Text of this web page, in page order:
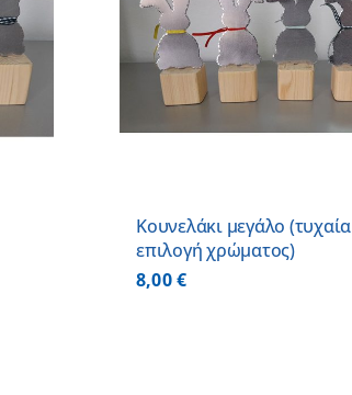
Κουνελάκι μεγάλο (τυχαία
επιλογή χρώματος)
8,00€